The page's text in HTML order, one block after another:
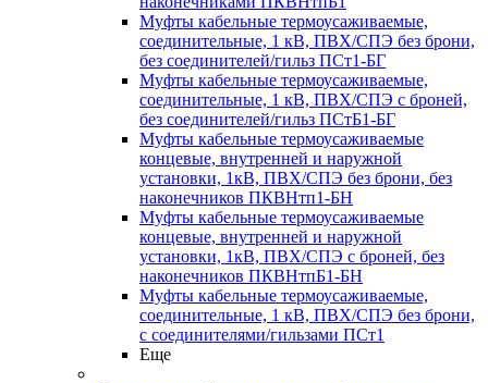
Муфты кабельные термоусаживаемые,
соединительные, 1 кВ, ПВХ/СПЭ без брони,
без соединителей/гильз ПСт1-БГ
Муфты кабельные термоусаживаемые,
соединительные, 1 кВ, ПВХ/СПЭ с броней,
без соединителей/гильз ПСтБ1-БГ
Муфты кабельные термоусаживаемые
концевые, внутренней и наружной
установки, 1кВ, ПВХ/СПЭ без брони, без
наконечников ПКВНтп1-БН
Муфты кабельные термоусаживаемые
концевые, внутренней и наружной
установки, 1кВ, ПВХ/СПЭ с броней, без
наконечников ПКВНтпБ1-БН
Муфты кабельные термоусаживаемые,
соединительные, 1 кВ, ПВХ/СПЭ без брони,
с соединителями/гильзами ПСт1
Еще